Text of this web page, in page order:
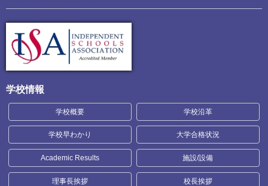
学校情報
学校概要 学校沿革
学校早わかり 大学合格状況
Academic Results 施設/設備
理事長挨拶 校長挨拶